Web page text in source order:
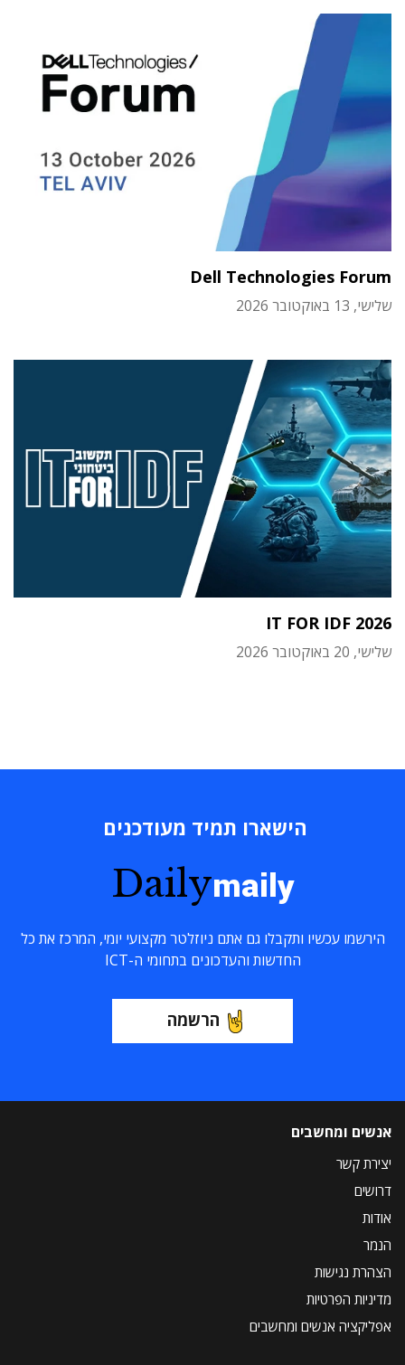
Dell Technologies Forum
שלישי, 13 באוקטובר 2026
IT FOR IDF 2026
שלישי, 20 באוקטובר 2026
הישארו תמיד מעודכנים
Dailymaily
הירשמו עכשיו ותקבלו גם אתם ניוזלטר מקצועי יומי, המרכז את כל
החדשות והעדכונים בתחומי ה-ICT
הרשמה
אנשים ומחשבים
יצירת קשר
דרושים
אודות
הנמר
הצהרת נגישות
מדיניות הפרטיות
אפליקציה אנשים ומחשבים